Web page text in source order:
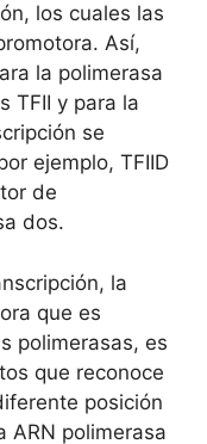
los cuales las
Así,
la polimerasa
TFII y para la
se
ejemplo, TFIID
de
dos.
la
que es
polimerasas, es
que reconoce
posición
ARN polimerasa